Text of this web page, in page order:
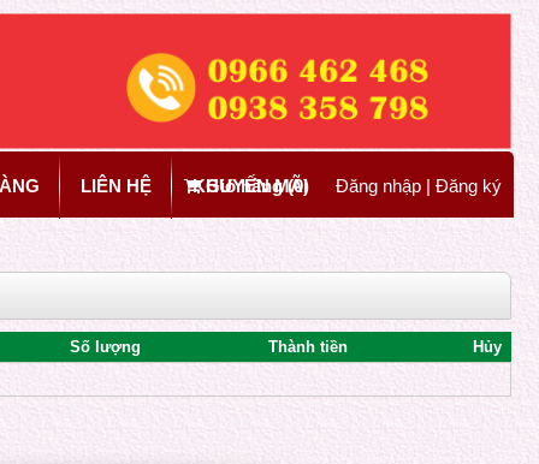
LIÊN HỆ KHUYẾN MÃI
Giỏ hàng (0) Đăng nhập| Đăng ký
Số lượng Thành tiền Hủy